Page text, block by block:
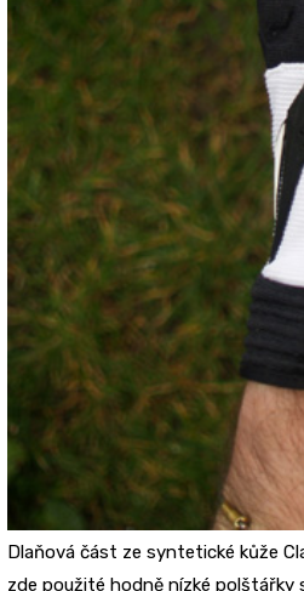
Dlaňová část ze syntetické kůže
zde použité hodně nízké polštářky